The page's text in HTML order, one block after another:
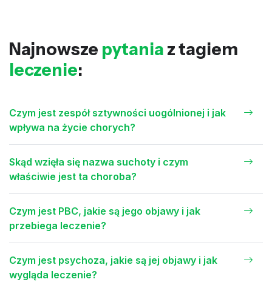
Najnowsze pytania z tagiem
leczenie:
Czym jest zespół sztywności uogólnionej i jak
wpływa na życie chorych?
Skąd wzięła się nazwa suchoty i czym
właściwie jest ta choroba?
Czym jest PBC, jakie są jego objawy i jak
przebiega leczenie?
Czym jest psychoza, jakie są jej objawy i jak
wygląda leczenie?